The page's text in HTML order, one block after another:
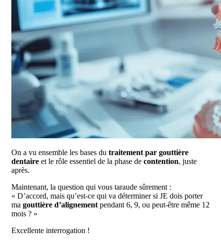
On a vu ensemble les bases du traitement par gouttière
dentaire et le rôle essentiel de la phase de contention, juste
après.
Maintenant, la question qui vous taraude sûrement :
« D’accord, mais qu’est-ce qui va déterminer si JE dois porter
ma gouttière d’alignement pendant 6, 9, ou peut-être même 12
mois ? »
Excellente interrogation !